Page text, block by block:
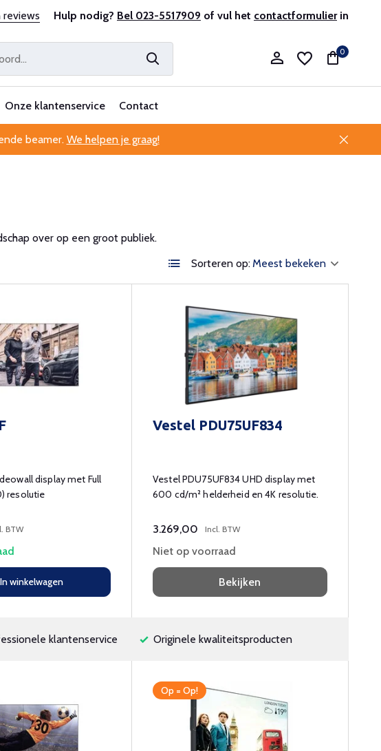
klantenservice
reviews Hulp nodig? Bel 023-5517909 of vul het contactformulierin
0
Onze klantenservice Contact
beamer. We helpen je graag!
over op een groot publiek.
Sorteren op:
display met Full
resolutie
BTW
In winkelwagen
Vestel PDU75UF834
Vestel PDU75UF834 UHD display met
600 cd/m² helderheid en 4K resolutie.
3.269,00 Incl. BTW
Niet op voorraad
Bekijken
klantenservice Originele kwaliteitsproducten
Op = Op!